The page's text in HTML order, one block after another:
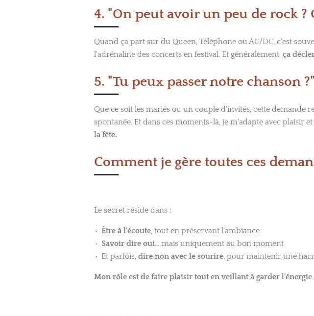
4. "On peut avoir un peu de rock ?
Quand ça part sur du Queen, Téléphone ou AC/DC, c'est
l'adrénaline des concerts en festival. Et généralement, ça
5. "Tu peux passer notre chanson ?"
Que ce soit les mariés ou un couple d'invités, cette
spontanée. Et dans ces moments-là, je m'adapte avec plaisir
la fête.
Comment je gère toutes ces
Le secret réside dans :
Être à l'écoute, tout en préservant l'ambiance
Savoir dire oui… mais uniquement au bon moment
Et parfois, dire non avec le sourire, pour maintenir une
Mon rôle est de faire plaisir tout en veillant à garder l'énergie